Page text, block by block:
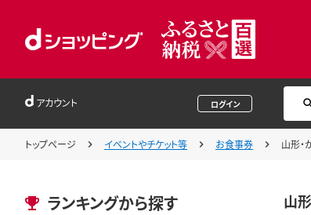
アカウント ログイン
トップページ イベントやチケット等 お食事券 山形・
ランキングから探す 山